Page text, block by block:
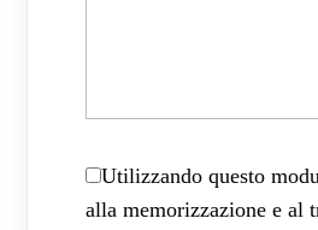
Utilizzando questo
alla memorizzazione e al